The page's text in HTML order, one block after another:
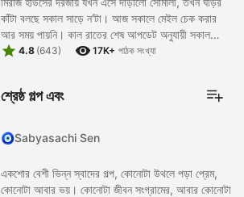
কাঁটা বলছে সকাল সাড়ে ন'টা। আজ সকালে মেইল চেক করার
আর সময় পায়নি। কাল রাতের শেষ আপডেট অনুযায়ী সকাল
দশটার মধ্যে রিপোর্ট করার কথা
 4.8 (643)  17K+ পাঠক সংখ্যা
শ্রেষ্ঠ গল্প এবং
🧿Sabyasachi Sen
একশোর বেশী ভিন্ন স্বাদের গল্প, কোনোটা উথলে পড়া প্রেম,
কোনোটা আবার ভয়। কোনোটা জীবন সংগ্রামের, আবার কোনোটা